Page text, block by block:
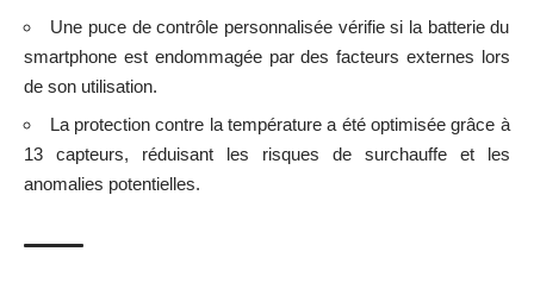
Une puce de contrôle personnalisée vérifie si la batterie du
smartphone est endommagée par des facteurs externes lors
de son utilisation.
La protection contre la température a été optimisée grâce à
13 capteurs, réduisant les risques de surchauffe et les
anomalies potentielles.